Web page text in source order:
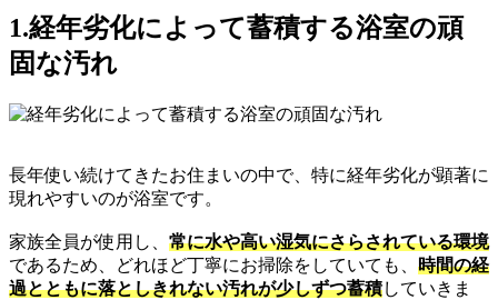
1.経年劣化によって蓄積する浴室の頑
固な汚れ
長年使い続けてきたお住まいの中で、特に経年劣化が顕著に
現れやすいのが浴室です。
家族全員が使用し、 常に水や高い湿気にさらされている環境
であるため、どれほど丁寧にお掃除をしていても、 時間の経
過とともに落としきれない汚れが少しずつ蓄積していきま